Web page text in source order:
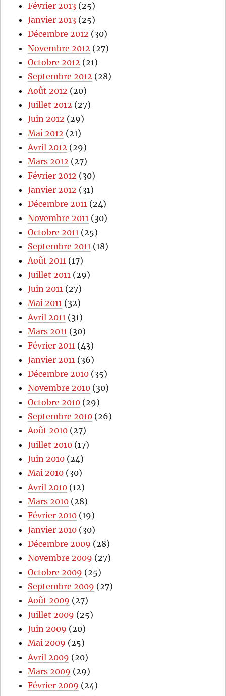
Février 2013 (25)
Janvier 2013 (25)
Décembre 2012 (30)
Novembre 2012 (27)
Octobre 2012 (21)
Septembre 2012 (28)
Août 2012 (20)
Juillet 2012 (27)
Juin 2012 (29)
Mai 2012 (21)
Avril 2012 (29)
Mars 2012 (27)
Février 2012 (30)
Janvier 2012 (31)
Décembre 2011 (24)
Novembre 2011 (30)
Octobre 2011 (25)
Septembre 2011 (18)
Août 2011 (17)
Juillet 2011 (29)
Juin 2011 (27)
Mai 2011 (32)
Avril 2011 (31)
Mars 2011 (30)
Février 2011 (43)
Janvier 2011 (36)
Décembre 2010 (35)
Novembre 2010 (30)
Octobre 2010 (29)
Septembre 2010 (26)
Août 2010 (27)
Juillet 2010 (17)
Juin 2010 (24)
Mai 2010 (30)
Avril 2010 (12)
Mars 2010 (28)
Février 2010 (19)
Janvier 2010 (30)
Décembre 2009 (28)
Novembre 2009 (27)
Octobre 2009 (25)
Septembre 2009 (27)
Août 2009 (27)
Juillet 2009 (25)
Juin 2009 (20)
Mai 2009 (25)
Avril 2009 (20)
Mars 2009 (29)
Février 2009 (24)